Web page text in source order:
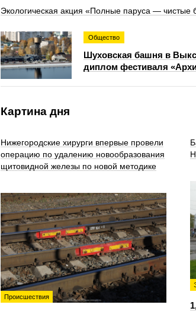
Экологическая акция «Полные паруса — чистые
Общество
Шуховская башня в
диплом фестиваля
Картина дня
Нижегородские хирурги впервые провели
операцию по удалению новообразования
щитовидной железы по новой методике
Происшествия